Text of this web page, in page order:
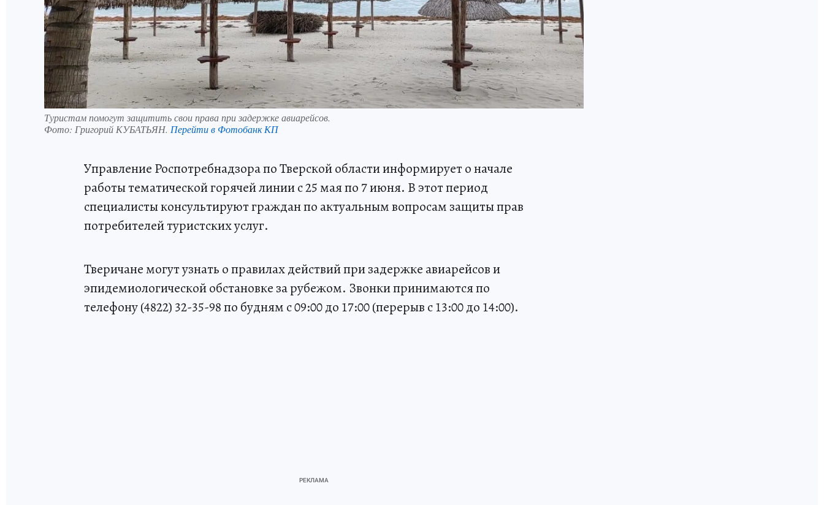
Туристам помогут защитить свои права при задержке авиарейсов.
Фото: Григорий КУБАТЬЯН. Перейти в Фотобанк КП
Управление Роспотребнадзора по Тверской области информирует о начале
работы тематической горячей линии с 25 мая по 7 июня. В этот период
специалисты консультируют граждан по актуальным вопросам защиты прав
потребителей туристских услуг.
Тверичане могут узнать о правилах действий при задержке авиарейсов и
эпидемиологической обстановке за рубежом. Звонки принимаются по
телефону (4822) 32-35-98 по будням с 09:00 до 17:00 (перерыв с 13:00 до 14:00).